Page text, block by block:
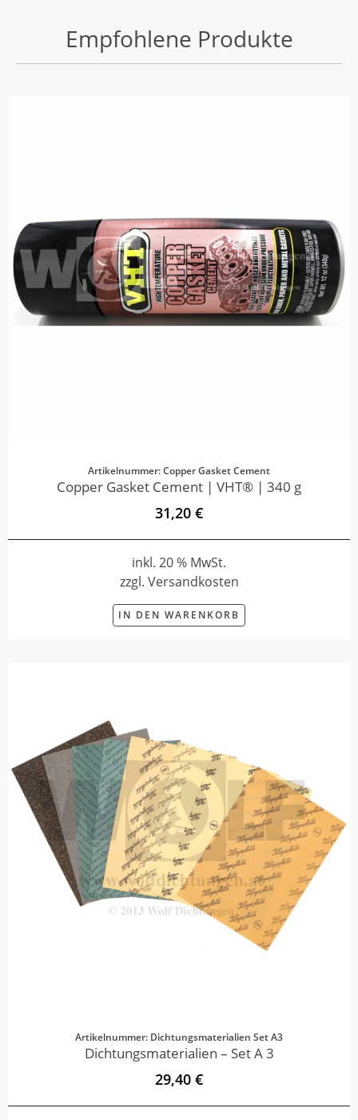
Empfohlene Produkte
Artikelnummer: Copper Gasket Cement
Copper Gasket Cement | VHT® | 340 g
31,20 €
inkl. 20 % MwSt.
zzgl. Versandkosten
IN DEN WARENKORB
Artikelnummer: Dichtungsmaterialien Set A3
Dichtungsmaterialien – Set A 3
29,40 €